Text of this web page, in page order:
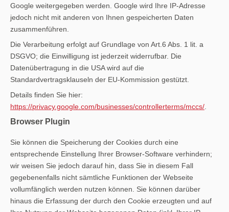
Google weitergegeben werden. Google wird Ihre IP-Adresse
jedoch nicht mit anderen von Ihnen gespeicherten Daten
zusammenführen.
Die Verarbeitung erfolgt auf Grundlage von Art.6 Abs. 1 lit. a
DSGVO; die Einwilligung ist jederzeit widerrufbar. Die
Datenübertragung in die USA wird auf die
Standardvertragsklauseln der EU-Kommission gestützt.
Details finden Sie hier:
https://privacy.google.com/businesses/controllerterms/mccs/
Browser Plugin
Sie können die Speicherung der Cookies durch eine
entsprechende Einstellung Ihrer Browser-Software verhindern;
wir weisen Sie jedoch darauf hin, dass Sie in diesem Fall
gegebenenfalls nicht sämtliche Funktionen der Webseite
vollumfänglich werden nutzen können. Sie können darüber
hinaus die Erfassung der durch den Cookie erzeugten und auf